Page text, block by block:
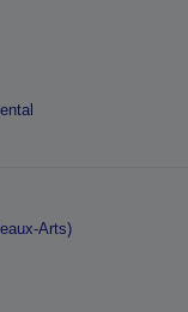
Arts)